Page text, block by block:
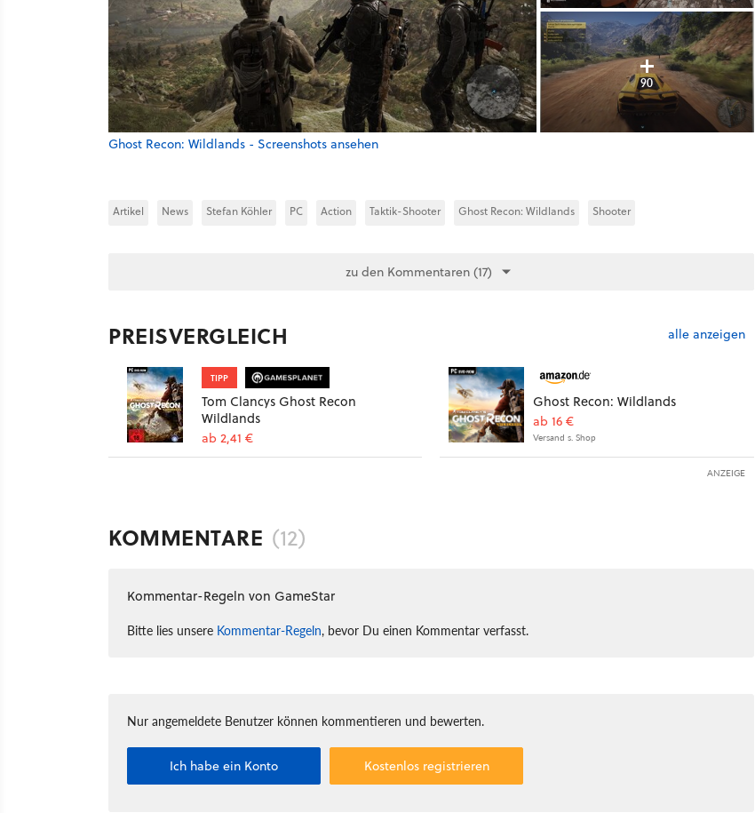
90
Ghost Recon: Wildlands - Screenshots ansehen
Artikel News Stefan Köhler PC Action Taktik-Shooter Ghost Recon: Wildlands Shooter
zu den Kommentaren (17)
PREISVERGLEICH alle anzeigen
TIPP
Tom Clancys Ghost Recon
Wildlands
ab 2,41 €
Ghost Recon: Wildlands
ab 16 €
Versand s. Shop
ANZEIGE
KOMMENTARE (12)
Kommentar-Regeln von GameStar
Bitte lies unsere Kommentar-Regeln, bevor Du einen Kommentar verfasst.
Nur angemeldete Benutzer können kommentieren und bewerten.
Ich habe ein Konto Kostenlos registrieren